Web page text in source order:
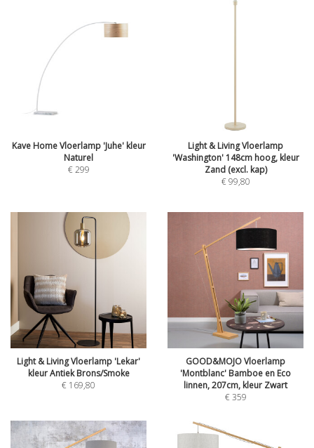
Kave Home Vloerlamp 'Juhe' kleur
Naturel
€299
Light & Living Vloerlamp
'Washington' 148cm hoog, kleur
Zand (excl. kap)
€99,80
Light & Living Vloerlamp 'Lekar'
kleur Antiek Brons/Smoke
€ 169,80
GOOD&MOJO Vloerlamp
'Montblanc' Bamboe en Eco
linnen, 207cm, kleur Zwart
€359